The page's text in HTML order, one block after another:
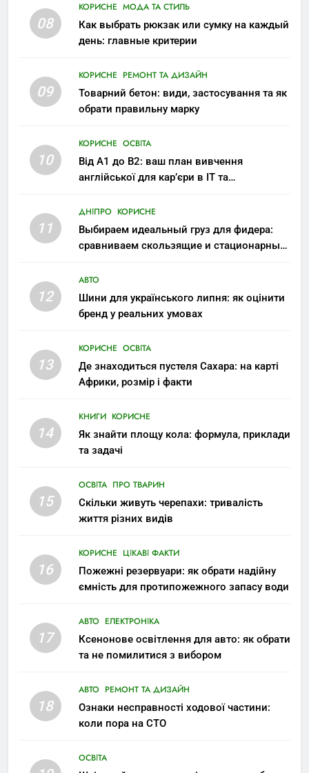
08
КОРИСНЕ МОДА ТА СТИЛЬ
Как выбрать рюкзак или сумку на каждый
день: главные критерии
09
КОРИСНЕ РЕМОНТ ТА ДИЗАЙН
Товарний бетон: види, застосування та як
обрати правильну марку
10
КОРИСНЕ ОСВІТА
Від A1 до B2: ваш план вивчення
англійської для кар’єри в IT та
11
ДНІПРО КОРИСНЕ
Выбираем идеальный груз для фидера:
сравниваем скользящие и стационарные
12
АВТО
Шини для українського липня: як оцінити
бренд у реальних умовах
13
КОРИСНЕ ОСВІТА
Де знаходиться пустеля Сахара: на карті
Африки, розмір і факти
14
КНИГИ КОРИСНЕ
Як знайти площу кола: формула, приклади
та задачі
15
ОСВІТА ПРО ТВАРИН
Скільки живуть черепахи: тривалість
життя різних видів
16
КОРИСНЕ ЦІКАВІ ФАКТИ
Пожежні резервуари: як обрати надійну
ємність для протипожежного запасу води
17
АВТО ЕЛЕКТРОНІКА
Ксенонове освітлення для авто: як обрати
та не помилитися з вибором
18
АВТО РЕМОНТ ТА ДИЗАЙН
Ознаки несправності ходової частини:
коли пора на СТО
ОСВІТА